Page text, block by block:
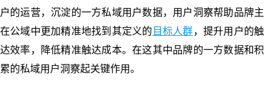
户的运营，沉淀的一方私域用户数据，用户洞察帮助品牌主
在公域中更加精准地找到其定义的 目标人群 ，提升用户的触
达效率，降低精准触达成本。在这其中品牌的一方数据和积
累的私域用户洞察起关键作用。